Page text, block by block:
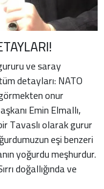
ve saray
detayları: NATO
onur
Emin Elmallı,
Tavaslı olarak gurur
eşi benzeri
yoğurdu meşhurdur.
doğallığında ve